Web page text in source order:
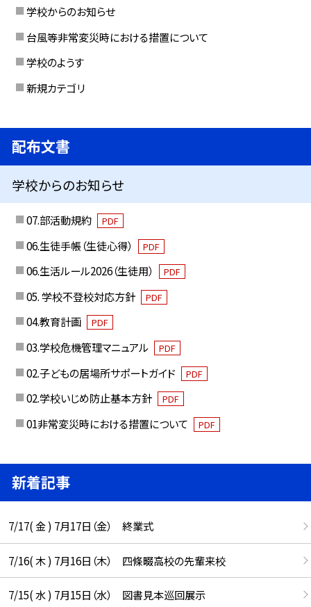
学校からのお知らせ
台風等非常変災時における措置について
学校のようす
新規カテゴリ
配布文書
学校からのお知らせ
07.部活動規約 PDF
06.生徒手帳（生徒心得） PDF
06.生活ルール2026（生徒用） PDF
05. 学校不登校対応方針 PDF
04.教育計画 PDF
03.学校危機管理マニュアル PDF
02.子どもの居場所サポートガイド PDF
02.学校いじめ防止基本方針 PDF
01非常変災時における措置について PDF
新着記事
7/17( 金 ) 7月17日（金） 終業式
7/16( 木 ) 7月16日（木） 四條畷高校の先輩来校
7/15( 水 ) 7月15日（水） 図書見本巡回展示